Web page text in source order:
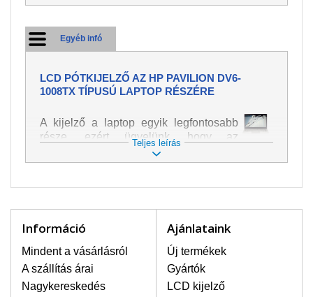
Egyéb infó
LCD PÓTKIJELZŐ AZ HP PAVILION DV6-
1008TX TÍPUSÚ LAPTOP RÉSZÉRE
A kijelző a laptop egyik legfontosabb
része, ezért ügyelünk, hogy az
pótalkatrész a legjobb minőségű
legyen. A kép és szöveg különféle
laptoppal legnagyobb óvatossággal
bekövetkezett sérülések közé a
mechanikai sérüléseket lehet besorolni,
mint pl. széttört vagy megrepedt kijelző.
Továbbá még a függőleges csíkozást,
kijelző sötétségét, villogását vagy
Teljes leírás
Információ
Mindent a vásárlásról
A szállítás árai
Nagykereskedés
Ajánlataink
Új termékek
Gyártók
LCD kijelző